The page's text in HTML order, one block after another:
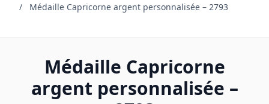
/ Médaille Capricorne argent personnalisée – 2793
Médaille Capricorne
argent personnalisée –